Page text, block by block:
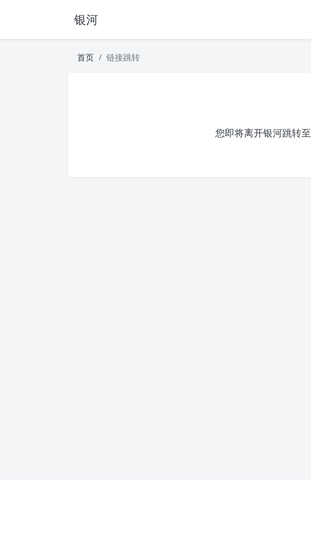
银河
首页 链接跳转
您即将离开银河跳转至